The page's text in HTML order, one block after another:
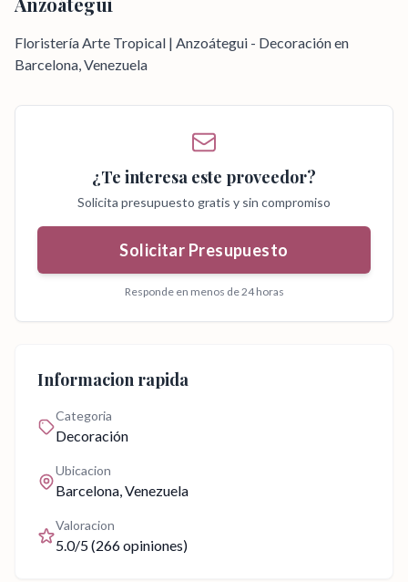
Floristería Arte Tropical | Anzoátegui - Decoración en
Barcelona, Venezuela
¿Te interesa este proveedor?
Solicita presupuesto gratis y sin compromiso
Solicitar Presupuesto
Responde en menos de 24 horas
Informacion rapida
Categoria
Decoración
Ubicacion
Barcelona, Venezuela
Valoracion
5.0/5 (266opiniones)